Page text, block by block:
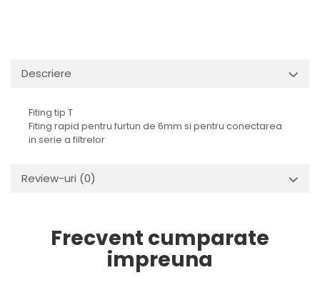
Descriere
Fiting tip T
Fiting rapid pentru furtun de 6mm si pentru conectarea
in serie a filtrelor
Review-uri (0)
Frecvent cumparate
impreuna